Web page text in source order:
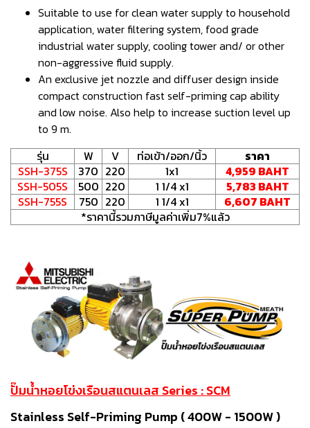
Suitable to use for clean water supply to household
application, water filtering system, food grade
industrial water supply, cooling tower and/ or other
non-aggressive fluid supply.
An exclusive jet nozzle and diffuser design inside
compact construction fast self-priming cap ability
and low noise. Also help to increase suction level up
to 9 m.
รุ่น
W V ท่อเข้า/ออก/นิ้ว
ราคา
SSH-375S
370 220 1x1
4,959 BAHT
SSH-505S
500 220 1 1/4 x1
5,783 BAHT
SSH-755S
750 220 1 1/4 x1
6,607 BAHT
*ราคานี้รวมภาษีมูลค่าเพิ่ม7%แล้ว
ปั๊มน้ำหอยโข่งเรือนสแตนเลส Series : SCM
Stainless Self-Priming Pump ( 400W - 1500W )